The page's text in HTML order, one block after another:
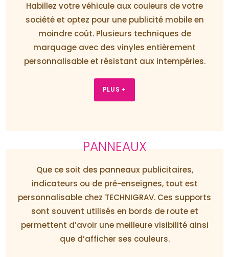
Habillez votre véhicule aux couleurs de votre
société et optez pour une publicité mobile en
moindre coût. Plusieurs techniques de
marquage avec des vinyles entièrement
personnalisable et résistant aux intempéries.
PLUS +
PANNEAUX
Que ce soit des panneaux publicitaires,
indicateurs ou de pré-enseignes, tout est
personnalisable chez TECHNIGRAV. Ces supports
sont souvent utilisés en bords de route et
permettent d’avoir une meilleure visibilité ainsi
que d’afficher ses couleurs.